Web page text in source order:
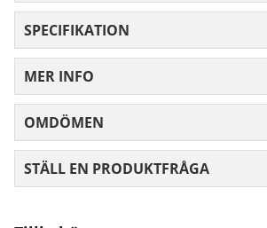
SPECIFIKATION
MER INFO
OMDÖMEN
STÄLL EN PRODUKTFRÅGA